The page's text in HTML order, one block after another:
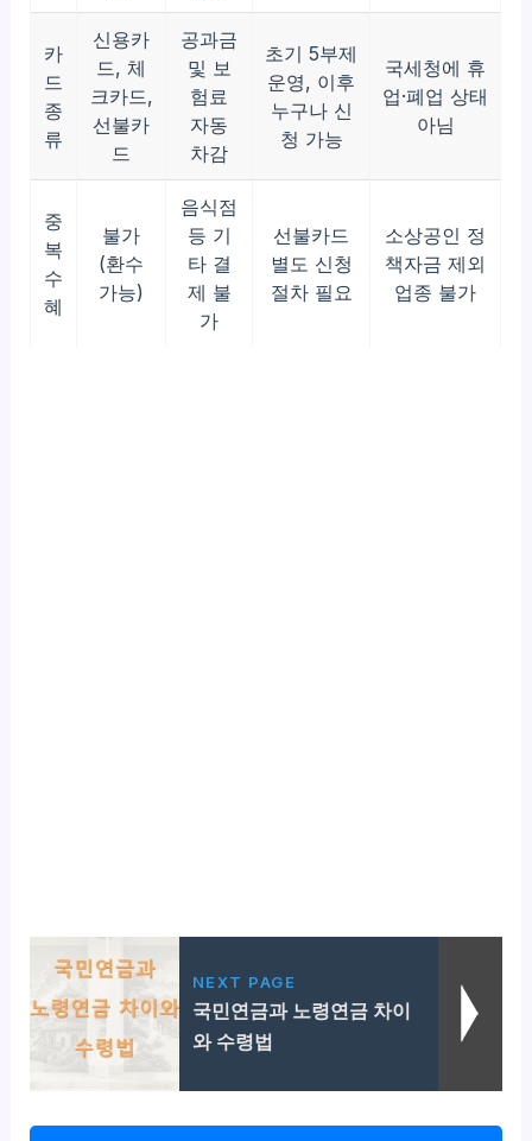
카
드
종
류
신용카
드, 체
크카드,
선불카
드
공과금
및 보
험료
자동
차감
초기 5부제
운영, 이후
누구나 신
청 가능
국세청에 휴
업·폐업 상태
아님
중
복
수
혜
불가
(환수
가능)
음식점
등 기
타 결
제 불
가
선불카드
별도 신청
절차 필요
소상공인 정
책자금 제외
업종 불가
NEXT PAGE
국민연금과 노령연금 차이
와 수령법